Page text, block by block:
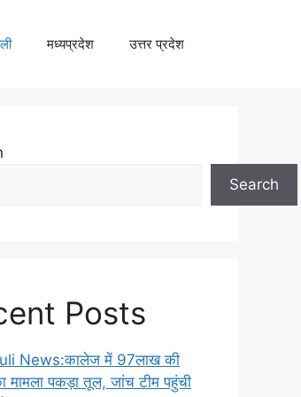
मध्यप्रदेश उत्तर प्रदेश
Search
Posts
News:कालेज में 97लाख की
मामला पकड़ा तूल, जांच टीम पहुंची